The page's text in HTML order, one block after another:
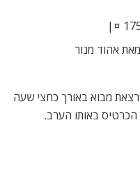
אהוד מנור
מבוא באורך כחצי שעה
באותו הערב.